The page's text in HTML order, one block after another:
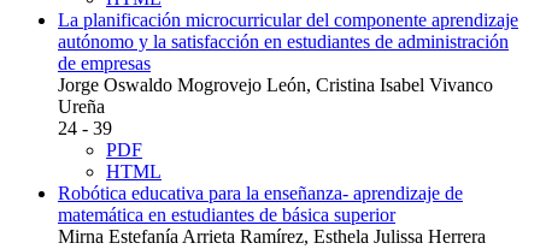
La planificación microcurricular del componente aprendizaje
autónomo y la satisfacción en estudiantes de administración
de empresas
Jorge Oswaldo Mogrovejo León, Cristina Isabel Vivanco
Ureña
24 - 39
PDF
HTML
Robótica educativa para la enseñanza- aprendizaje de
matemática en estudiantes de básica superior
Mirna Estefanía Arrieta Ramírez, Esthela Julissa Herrera